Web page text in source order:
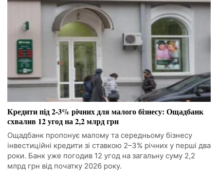
Кредити під 2-3% річних для малого бізнесу: Ощадбанк
схвалив 12 угод на 2,2 млрд грн
Ощадбанк пропонує малому та середньому бізнесу
інвестиційні кредити зі ставкою 2–3% річних у перші два
роки. Банк уже погодив 12 угод на загальну суму 2,2
млрд грн від початку 2026 року.